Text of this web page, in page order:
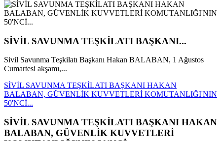
SİVİL SAVUNMA TEŞKİLATI BAŞKANI...
Sivil Savunma Teşkilatı Başkanı Hakan BALABAN, 1 Ağustos
Cumartesi akşamı,...
SİVİL SAVUNMA TEŞKİLATI BAŞKANI HAKAN
BALABAN, GÜVENLİK KUVVETLERİ KOMUTANLIĞI'NIN
50'NCİ...
SİVİL SAVUNMA TEŞKİLATI BAŞKANI HAKAN
BALABAN, GÜVENLİK KUVVETLERİ